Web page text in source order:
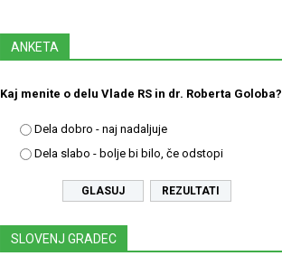
ANKETA
Kaj menite o delu Vlade RS in dr. Roberta Goloba?
Dela dobro - naj nadaljuje
Dela slabo - bolje bi bilo, če odstopi
REZULTATI
SLOVENJ GRADEC